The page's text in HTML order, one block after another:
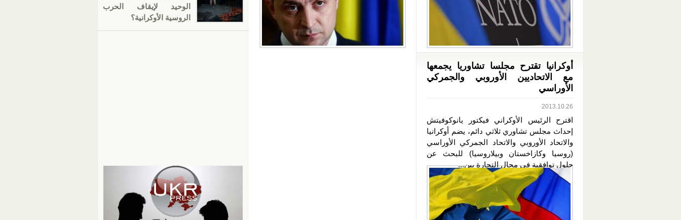
أوكرانيا تقترح مجلسا تشاوريا يجمعها
مع الاتحاديين الأوروبي والجمركي
الأوراسي
2013.10.26
اقترح الرئيس الأوكراني فيكتور يانوكوفيتش
إحداث مجلس تشاوري ثلاثي دائم، يضم أوكرانيا
والاتحاد الأوروبي والاتحاد الجمركي الأوراسي
(روسيا وكازاخستان وبيلاروسيا) للبحث عن
حلول توافقية في مجال التجارة بين...
الوحيد لإيقاف الحرب
الروسية الأوكرانية؟